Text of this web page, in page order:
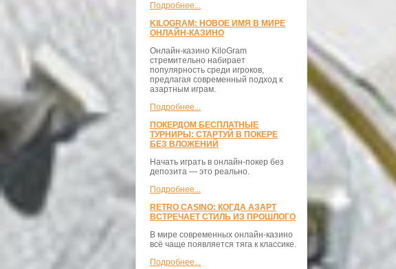
Подробнее...
KILOGRAM: НОВОЕ ИМЯ В МИРЕ
ОНЛАЙН-КАЗИНО
Онлайн-казино KiloGram
стремительно набирает
популярность среди игроков,
предлагая современный подход к
азартным играм.
Подробнее...
ПОКЕРДОМ БЕСПЛАТНЫЕ
ТУРНИРЫ: СТАРТУЙ В ПОКЕРЕ
БЕЗ ВЛОЖЕНИЙ
Начать играть в онлайн-покер без
депозита — это реально.
Подробнее...
RETRO CASINO: КОГДА АЗАРТ
ВСТРЕЧАЕТ СТИЛЬ ИЗ ПРОШЛОГО
В мире современных онлайн-казино
всё чаще появляется тяга к классике.
Подробнее...